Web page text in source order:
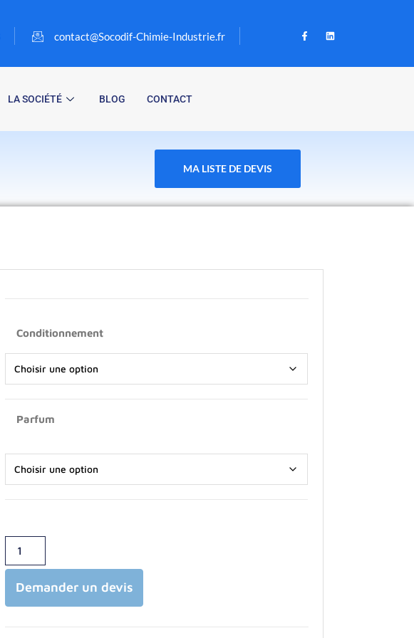
contact@Socodif-Chimie-Industrie.fr
LA SOCIÉTÉ BLOG CONTACT
MA LISTE DE DEVIS
Conditionnement
Parfum
Demander un devis